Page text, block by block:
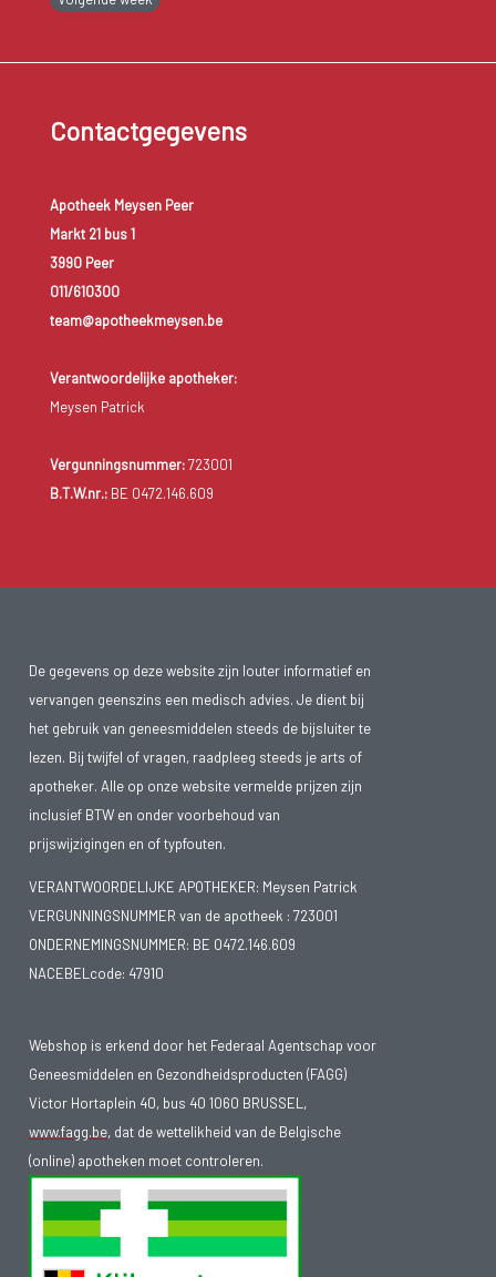
Contactgegevens
Apotheek Meysen Peer
Markt 21 bus 1
3990 Peer
011/610300
team@apotheekmeysen.be
Verantwoordelijke apotheker:
Meysen Patrick
Vergunningsnummer:723001
B.T.W.nr.:BE 0472.146.609
De gegevens op deze website zijn louter informatief en
vervangen geenszins een medisch advies. Je dient bij
het gebruik van geneesmiddelen steeds de bijsluiter te
lezen. Bij twijfel of vragen, raadpleeg steeds je arts of
apotheker. Alle op onze website vermelde prijzen zijn
inclusief BTW en onder voorbehoud van
prijswijzigingen en of typfouten.
VERANTWOORDELIJKE APOTHEKER: Meysen Patrick
VERGUNNINGSNUMMER van de apotheek : 723001
ONDERNEMINGSNUMMER: BE 0472.146.609
NACEBELcode: 47910
Webshop is erkend door het Federaal Agentschap voor
Geneesmiddelen en Gezondheidsproducten (FAGG)
Victor Hortaplein 40, bus 40 1060 BRUSSEL,
www.fagg.be, dat de wettelikheid van de Belgische
(online) apotheken moet controleren.